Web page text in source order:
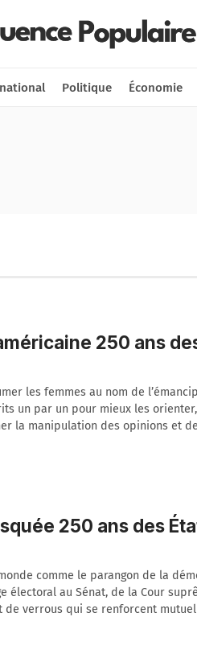
Politique Économie
Nous soutenir
250 ans
les femmes au nom de
un par un pour mieux les
la manipulation des opinions et
250 ans des
comme le parangon de la
électoral au Sénat, de la Cour
de verrous qui se renforcent